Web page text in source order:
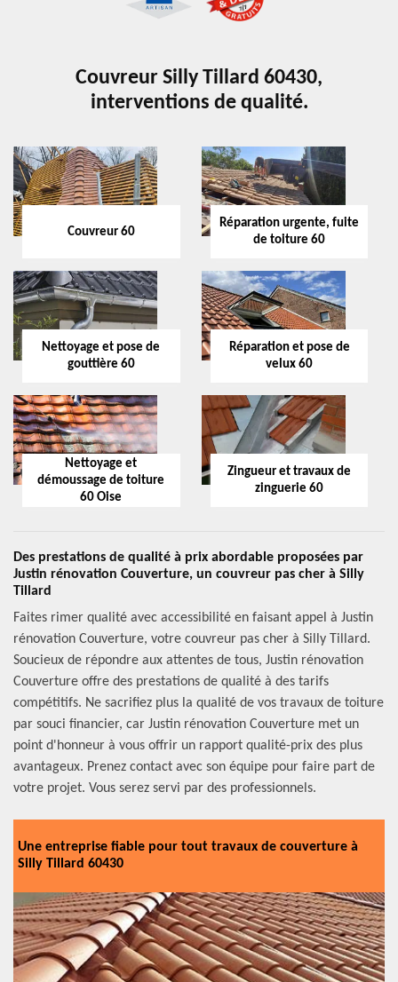
Couvreur Silly Tillard 60430,
interventions de qualité.
Couvreur 60
Réparation urgente, fuite
de toiture 60
Nettoyage et pose de
gouttière 60
Réparation et pose de
velux 60
Nettoyage et
démoussage de toiture
60 Oise
Zingueur et travaux de
zinguerie 60
Des prestations de qualité à prix abordable proposées par
Justin rénovation Couverture, un couvreur pas cher à Silly
Tillard
Faites rimer qualité avec accessibilité en faisant appel à Justin
rénovation Couverture, votre couvreur pas cher à Silly Tillard.
Soucieux de répondre aux attentes de tous, Justin rénovation
Couverture offre des prestations de qualité à des tarifs
compétitifs. Ne sacrifiez plus la qualité de vos travaux de toiture
par souci financier, car Justin rénovation Couverture met un
point d'honneur à vous offrir un rapport qualité-prix des plus
avantageux. Prenez contact avec son équipe pour faire part de
votre projet. Vous serez servi par des professionnels.
Une entreprise fiable pour tout travaux de couverture à
Silly Tillard 60430